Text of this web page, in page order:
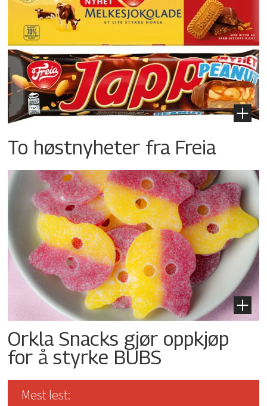
To høstnyheter fra Freia
Orkla Snacks gjør oppkjøp
for å styrke BUBS
Mest lest: